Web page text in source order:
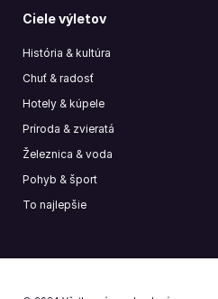
Ciele výletov
História & kultúra
Chuť & radosť
Hotely & kúpele
Príroda & zvieratá
Železnica & voda
Pohyb & šport
To najlepšie